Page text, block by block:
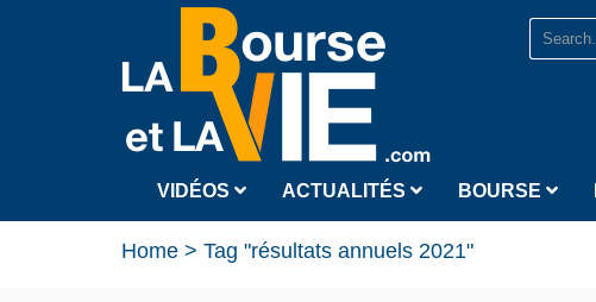
VIDÉOS ACTUALITÉS BOURSE
Home > Tag "résultats annuels 2021"